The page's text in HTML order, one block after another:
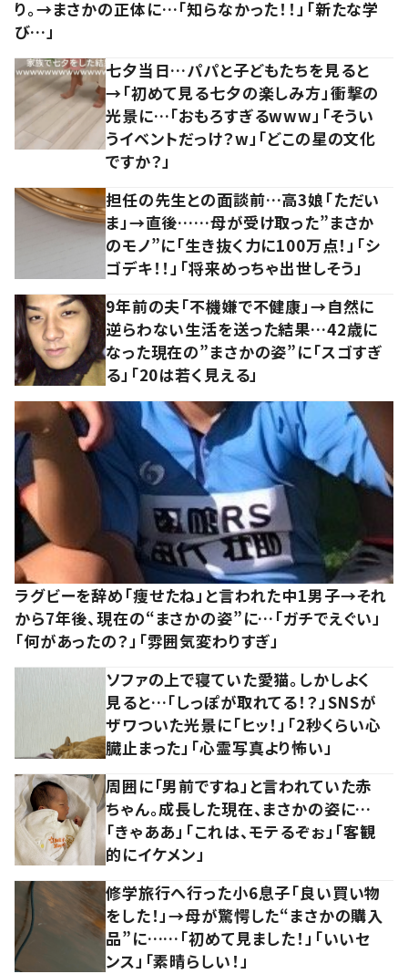
り。→まさかの正体に…「知らなかった！！」「新たな学
び…」
七夕当日…パパと子どもたちを見ると
→「初めて見る七夕の楽しみ方」衝撃の
光景に…「おもろすぎるwww」「そうい
うイベントだっけ？w」「どこの星の文化
ですか？」
担任の先生との面談前…高3娘「ただい
ま」→直後……母が受け取った”まさか
のモノ”に「生き抜く力に100万点！」「シ
ゴデキ！！」「将来めっちゃ出世しそう」
9年前の夫「不機嫌で不健康」→自然に
逆らわない生活を送った結果…42歳に
なった現在の”まさかの姿”に「スゴすぎ
る」「20は若く見える」
ラグビーを辞め「痩せたね」と言われた中1男子→それ
から7年後、現在の“まさかの姿”に…「ガチでえぐい」
「何があったの？」「雰囲気変わりすぎ」
ソファの上で寝ていた愛猫。しかしよく
見ると…「しっぽが取れてる！？」SNSが
ザワついた光景に「ヒッ！」「2秒くらい心
臓止まった」「心霊写真より怖い」
周囲に「男前ですね」と言われていた赤
ちゃん。成長した現在、まさかの姿に…
「きゃああ」「これは、モテるぞぉ」「客観
的にイケメン」
修学旅行へ行った小6息子「良い買い物
をした！」→母が驚愕した“まさかの購入
品”に……「初めて見ました！」「いいセ
ンス」「素晴らしい！」